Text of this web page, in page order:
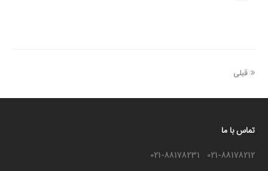
قبلی
تماس با ما
021-88178212 021-88178231